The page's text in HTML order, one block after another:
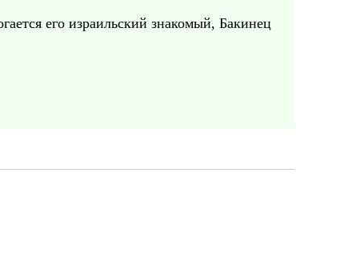
его израильский знакомый, Бакинец